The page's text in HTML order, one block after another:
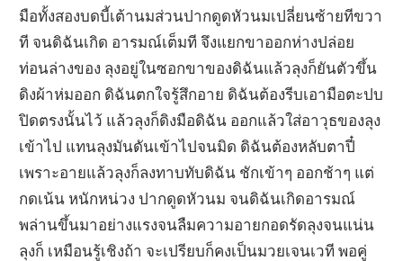
มือทั้งสองบดบี้เต้านมส่วนปากดูดหัวนมเปลี่ยนซ้ายทีขวา
ที จนดิฉันเกิด อารมณ์เต็มที จึงแยกขาออกห่างปล่อย
ท่อนล่างของ ลุงอยู่ในซอกขาของดิฉันแล้วลุงก็ยันตัวขึ้น
ดิงผ้าห่มออก ดิฉันตกใจรู้สึกอาย ดิฉันต้องรีบเอามือตะปบ
ปิดตรงนั้นไว้ แล้วลุงก็ดิงมือดิฉัน ออกแล้วใส่อาวุธของลุง
เข้าไป แทนลุงมันดันเข้าไปจนมิด ดิฉันต้องหลับตาปี๋
เพราะอายแล้วลุงก็ลงทาบทับดิฉัน ชักเข้าๆ ออกช้าๆ แต่
กดเน้น หนักหน่วง ปากดูดหัวนม จนดิฉันเกิดอารมณ์
พล่านขึ้นมาอย่างแรงจนลืมความอายกอดรัดลุงจนแน่น
ลุงก็ เหมือนรู้เชิงถ้า จะเปรียบก็คงเป็นมวยเจนเวที พอคู่